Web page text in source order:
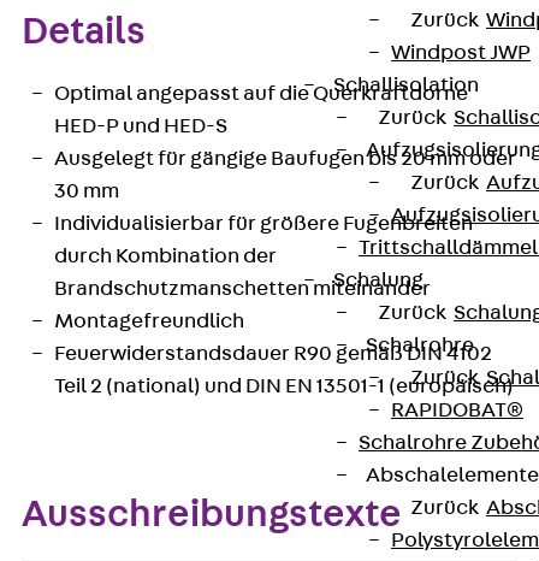
Zurück
Windpost JWP
Schallisolation
Zurück
Zurück
Schalung
Zurück
Schalrohre
Zurück
RAPIDOBAT®
Schalrohre
Zurück
Details
Optimal angepasst auf die Querkraftdorne
HED-P und HED-S
Ausgelegt für gängige Baufugen bis 20 mm oder
30 mm
Individualisierbar für größere Fugenbreiten
durch Kombination der
Brandschutzmanschetten miteinander
Montagefreundlich
Feuerwiderstandsdauer R90 gemäß DIN 4102
Teil 2 (national) und DIN EN 13501-1 (europäisch)
Ausschreibungstexte